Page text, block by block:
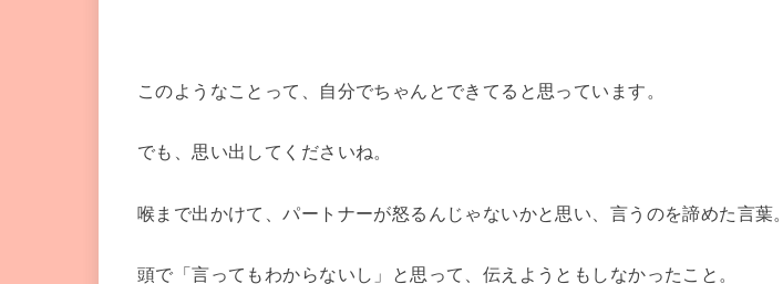
このようなことって、自分でちゃんとできてると思っています。
でも、思い出してくださいね。
喉まで出かけて、パートナーが怒るんじゃないかと思い、言うのを諦めた言葉。
頭で「言ってもわからないし」と思って、伝えようともしなかったこと。